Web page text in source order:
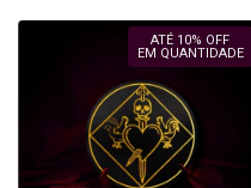
ATÉ 10% OFF
EM QUANTIDADE